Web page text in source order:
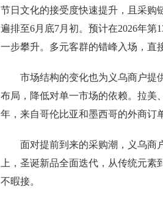
节日文化的接受度快速提升，且采购
遍排至6月底7月初。预计在2026年
一步攀升。多元客群的错峰入场，直
市场结构的变化也为义乌商户提
布局，降低对单一市场的依赖。拉美
年，来自哥伦比亚和墨西哥的外商订
面对提前到来的采购潮，义乌商
上，圣诞新品全面迭代，从传统元
不暇接。